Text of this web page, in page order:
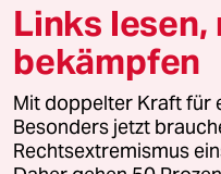
© 2026 taz Verlags und
Alle Rechte vorbehalten. Bei
wenden Sie sich bitte an
Links lesen,
bekämpfen
Mit doppelter Kraft für
Besonders jetzt
Rechtsextremismus